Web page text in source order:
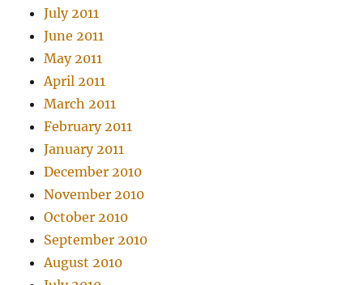
July 2011
June 2011
May 2011
April 2011
March 2011
February 2011
January 2011
December 2010
November 2010
October 2010
September 2010
August 2010